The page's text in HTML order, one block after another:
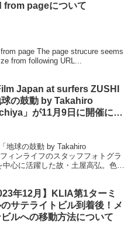
from pageについて
page The page strucure seems
from following URL...
Japan at surfers ZUSHI
球の鼓動 by Takahiro
」が11月9日に開催につ
地球の鼓動 by Takahiro
ィンライフのスタッフフォトグラ
心に活躍した故・土屋高弘。色鮮
年12月】KLIA第1ターミ
サテライトビル到着後！メ
ルへの移動方法について